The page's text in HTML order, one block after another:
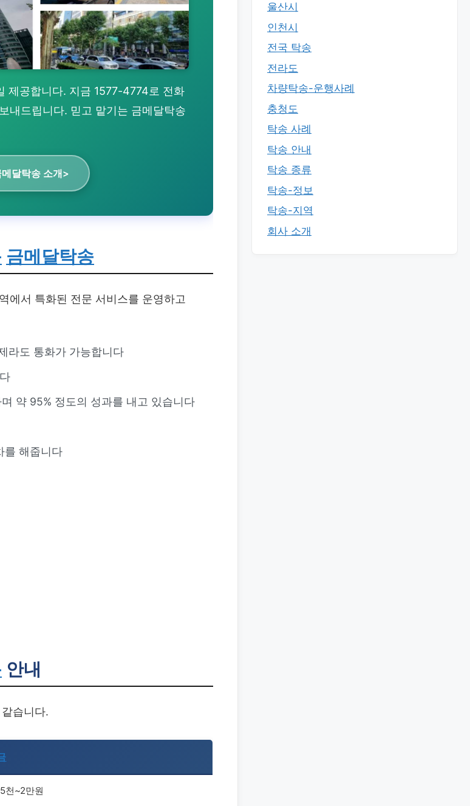
제공합니다. 지금 1577-4774로 전화
내드립니다. 믿고 맡기는 금메달탁송
메달탁송 소개>
금메달탁송
에서 특화된 전문 서비스를 운영하고
라도 통화가 가능합니다
약 95% 정도의 성과를 내고 있습니다
해줍니다
안내
습니다.
천~2만원
울산시
인천시
전국 탁송
전라도
차량탁송-운행사례
충청도
탁송 사례
탁송 안내
탁송 종류
탁송-정보
탁송-지역
회사 소개